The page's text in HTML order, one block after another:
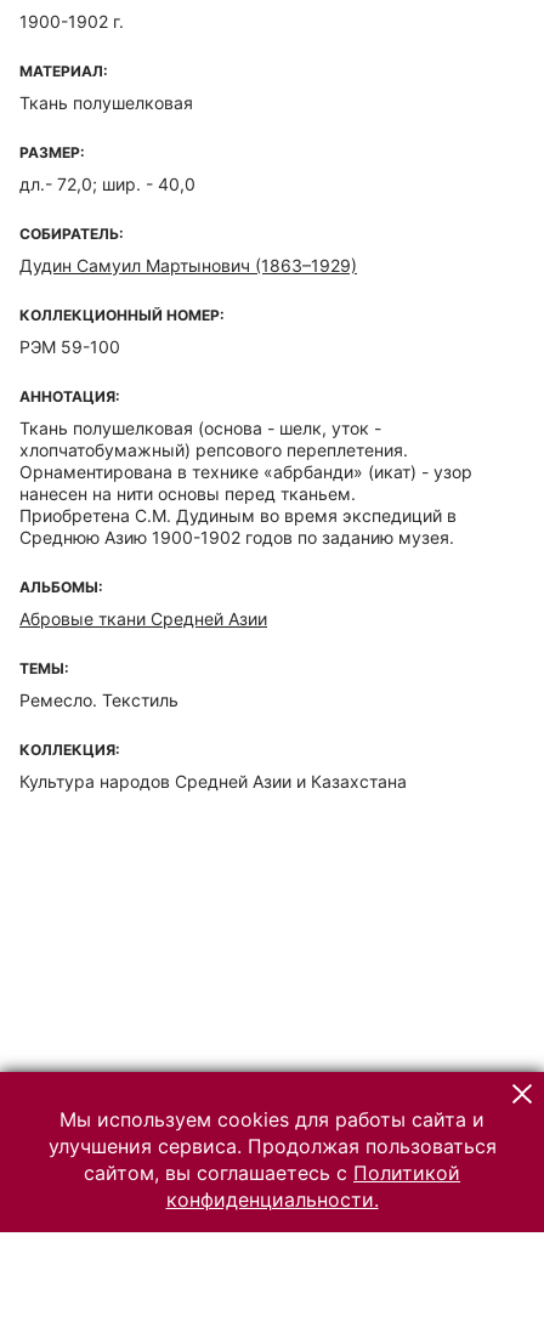
1900-1902 г.
МАТЕРИАЛ:
Ткань полушелковая
РАЗМЕР:
дл.- 72,0; шир. - 40,0
СОБИРАТЕЛЬ:
Дудин Самуил Мартынович (1863–1929)
КОЛЛЕКЦИОННЫЙ НОМЕР:
РЭМ 59-100
АННОТАЦИЯ:
Ткань полушелковая (основа - шелк, уток -
хлопчатобумажный) репсового переплетения.
Орнаментирована в технике «абрбанди» (икат) - узор
нанесен на нити основы перед тканьем.
Приобретена С.М. Дудиным во время экспедиций в
Среднюю Азию 1900-1902 годов по заданию музея.
АЛЬБОМЫ:
Абровые ткани Средней Азии
ТЕМЫ:
Ремесло. Текстиль
КОЛЛЕКЦИЯ:
Культура народов Средней Азии и Казахстана
Мы используем cookies для работы сайта и
улучшения сервиса. Продолжая пользоваться
сайтом, вы соглашаетесь с Политикой
конфиденциальности.